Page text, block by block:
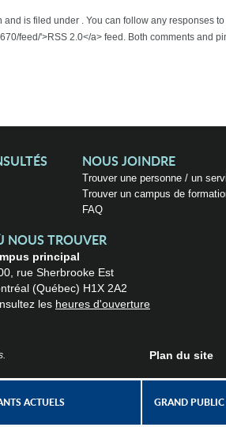
is filed under . You can follow any responses
feed/'>RSS 2.0</a> feed. Both comments and
NOUS JOINDRE
Trouver une personne / un
Trouver un campus de
FAQ
NOUS TROUVER
principal
rue Sherbrooke Est
(Québec) H1X 2A2
les heures d'ouverture
Plan du site
ACTUELS GRAND PUBLIC